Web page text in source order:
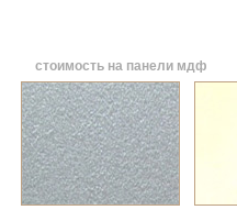
стоимость на панели мдф